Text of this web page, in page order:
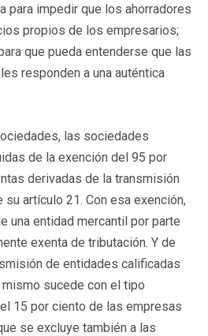
para impedir que los ahorradores
propios de los empresarios;
que pueda entenderse que las
responden a una auténtica
las sociedades
de la exención del 95 por
derivadas de la transmisión
artículo 21. Con esa exención,
una entidad mercantil por parte
exenta de tributación. Y de
de entidades calificadas
sucede con el tipo
15 por ciento de las empresas
se excluye también a las